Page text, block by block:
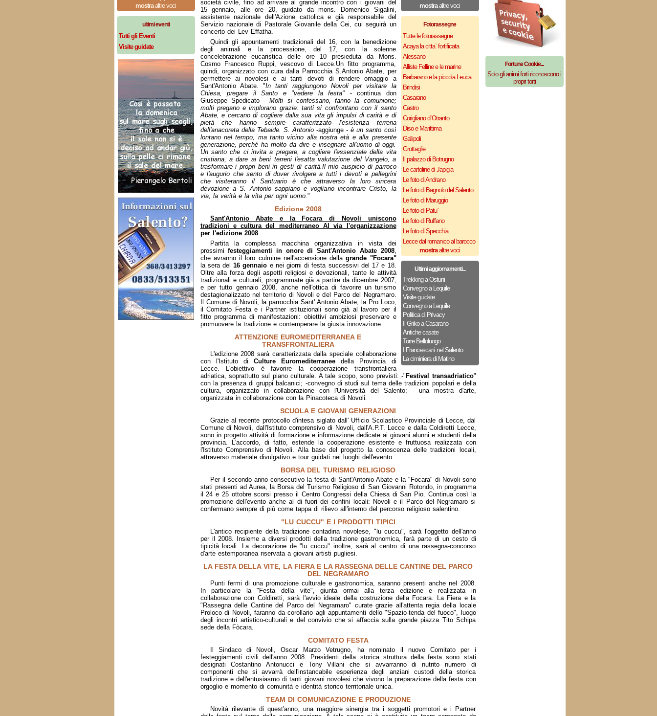
mostraaltre voci
ultimi eventi
Tutti gli Eventi
Visite guidate
mostraaltre voci
Fotorassegne
Tutte le fotorassegne
Acaya la citta` fortificata
Alessano
Alliste Felline e le marine
Barbarano e la piccola Leuca
Brindisi
Casarano
Castro
Corigliano d`Otranto
Diso e Marittima
Gallipoli
Grottaglie
Il palazzo di Botrugno
Le cartoline di Japigia
Le foto di Andrano
Le foto di Bagnolo del Salento
Le foto di Maruggio
Le foto di Patu`
Le foto di Ruffano
Le foto di Specchia
Lecce dal romanico al barocco
mostraaltre voci
Ultimi aggiornamenti...
Trekking a Ostuni
Convegno a Lequile
Visite guidate
Convegno a Lequile
Politica di Privacy
Il Griko a Casarano
Antiche casate
Torre Belloluogo
I Francescani nel Salento
La ciminiera di Matino
società civile, fino ad arrivare al grande incontro con i giovani del
15 gennaio, alle ore 20, guidato da mons. Domenico Sigalini,
assistente nazionale dell'Azione cattolica e già responsabile del
Servizio nazionale di Pastorale Giovanile della Cei, cui seguirà un
concerto dei Lev Effatha.
Quindi gli appuntamenti tradizionali del 16, con la benedizione
degli animali e la processione, del 17, con la solenne
concelebrazione eucaristica delle ore 10 presieduta da Mons.
Cosmo Francesco Ruppi, vescovo di Lecce.Un fitto programma,
quindi, organizzato con cura dalla Parrocchia S.Antonio Abate, per
permettere ai novolesi e ai tanti devoti di rendere omaggio a
Sant'Antonio Abate. "In tanti raggiungono Novoli per visitare la
Chiesa, pregare il Santo e "vedere la festa" - continua don
Giuseppe Spedicato -Molti si confessano, fanno la comunione;
molti pregano e implorano grazie: tanti si confrontano con il santo
Abate, e cercano di cogliere dalla sua vita gli impulsi di carità e di
pietà che hanno sempre caratterizzato l'esistenza terrena
dell'anacoreta della Tebaide. S. Antonio-aggiunge -è un santo così
lontano nel tempo, ma tanto vicino alla nostra età e alla presente
generazione, perché ha molto da dire e insegnare all'uomo di oggi.
Un santo che ci invita a pregare, a cogliere l'essenziale della vita
cristiana, a dare ai beni terreni l'esatta valutazione del Vangelo, a
trasformare i propri beni in gesti di carità.Il mio auspicio di parroco
e l'augurio che sento di dover rivolgere a tutti i devoti e pellegrini
che visiteranno il Santuario è che attraverso la loro sincera
devozione a S. Antonio sappiano e vogliano incontrare Cristo, la
via, la verità e la vita per ogni uomo."
Edizione 2008
Sant'Antonio Abate e la Focara di Novoli uniscono
tradizioni e cultura del mediterraneo Al via l'organizzazione
per l'edizione 2008
Partita la complessa macchina organizzativa in vista dei
prossimifesteggiamenti in onore di Sant'Antonio Abate 2008,
che avranno il loro culmine nell'accensione dellagrande "Focara"
la sera del16 gennaio e nei giorni di festa successivi del 17 e 18.
Oltre alla forza degli aspetti religiosi e devozionali, tante le attività
tradizionali e culturali, programmate già a partire da dicembre 2007,
e per tutto gennaio 2008, anche nell'ottica di favorire un turismo
destagionalizzato nel territorio di Novoli e del Parco del Negramaro.
Il Comune di Novoli, la parrocchia Sant' Antonio Abate, la Pro Loco,
il Comitato Festa e i Partner istituzionali sono già al lavoro per il
fitto programma di manifestazioni: obiettivi ambiziosi preservare e
promuovere la tradizione e contemperare la giusta innovazione.
ATTENZIONE EUROMEDITERRANEA E
TRANSFRONTALIERA
L'edizione 2008 sarà caratterizzata dalla speciale collaborazione
con l'Istituto di Culture Euromediterranee della Provincia di
Lecce. L'obiettivo è favorire la cooperazione transfrontaliera
adriatica, soprattutto sul piano culturale. A tale scopo, sono previsti: -" Festival transadriatico"
con la presenza di gruppi balcanici; -convegno di studi sul tema delle tradizioni popolari e della
cultura, organizzato in collaborazione con l'Università del Salento; - una mostra d'arte,
organizzata in collaborazione con la Pinacoteca di Novoli.
SCUOLA E GIOVANI GENERAZIONI
Grazie al recente protocollo d'intesa siglato dall' Ufficio Scolastico Provinciale di Lecce, dal
Comune di Novoli, dall'Istituto comprensivo di Novoli, dall'A.P.T. Lecce e dalla Coldiretti Lecce,
sono in progetto attività di formazione e informazione dedicate ai giovani alunni e studenti della
provincia. L'accordo, di fatto, estende la cooperazione esistente e fruttuosa realizzata con
l'Istituto Comprensivo di Novoli. Alla base del progetto la conoscenza delle tradizioni locali,
attraverso materiale divulgativo e tour guidati nei luoghi dell'evento.
BORSA DEL TURISMO RELIGIOSO
Per il secondo anno consecutivo la festa di Sant'Antonio Abate e la "Focara" di Novoli sono
stati presenti ad Aurea, la Borsa del Turismo Religioso di San Giovanni Rotondo, in programma
il 24 e 25 ottobre scorsi presso il Centro Congressi della Chiesa di San Pio. Continua così la
promozione dell'evento anche al di fuori dei confini locali: Novoli e il Parco del Negramaro si
confermano sempre di più come tappa di rilievo all'interno del percorso religioso salentino.
"LU CUCCU" E I PRODOTTI TIPICI
L'antico recipiente della tradizione contadina novolese, "lu cuccu", sarà l'oggetto dell'anno
per il 2008. Insieme a diversi prodotti della tradizione gastronomica, farà parte di un cesto di
tipicità locali. La decorazione de "lu cuccu" inoltre, sarà al centro di una rassegna-concorso
d'arte estemporanea riservata a giovani artisti pugliesi.
LA FESTA DELLA VITE, LA FIERA E LA RASSEGNA DELLE CANTINE DEL PARCO
DEL NEGRAMARO
Punti fermi di una promozione culturale e gastronomica, saranno presenti anche nel 2008.
In particolare la "Festa della vite", giunta ormai alla terza edizione e realizzata in
collaborazione con Coldiretti, sarà l'avvio ideale della costruzione della Focara. La Fiera e la
"Rassegna delle Cantine del Parco del Negramaro" curate grazie all'attenta regia della locale
Proloco di Novoli, faranno da corollario agli appuntamenti dello "Spazio-tenda del fuoco", luogo
degli incontri artistico-culturali e del convivio che si affaccia sulla grande piazza Tito Schipa
sede della Fòcara.
COMITATO FESTA
Il Sindaco di Novoli, Oscar Marzo Vetrugno, ha nominato il nuovo Comitato per i
festeggiamenti civili dell'anno 2008. Presidenti della storica struttura della festa sono stati
designati Costantino Antonucci e Tony Villani che si avvarranno di nutrito numero di
componenti che si avvarrà dell'instancabile esperienza degli anziani custodi della storica
tradizione e dell'entusiasmo di tanti giovani novolesi che vivono la preparazione della festa con
orgoglio e momento di comunità e identità storico territoriale unica.
TEAM DI COMUNICAZIONE E PRODUZIONE
Novità rilevante di quest'anno, una maggiore sinergia tra i soggetti promotori e i Partner
Fortune Cookie...
Solo gli animi forti riconoscono i
propri torti